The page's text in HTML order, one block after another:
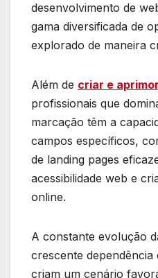
desenvolvimento de
gama diversificada de
explorado de maneira
Além de criar e
profissionais que
marcação têm a
campos específicos,
de landing pages
acessibilidade web e
online.
A constante evolução
crescente dependência
criam um cenário